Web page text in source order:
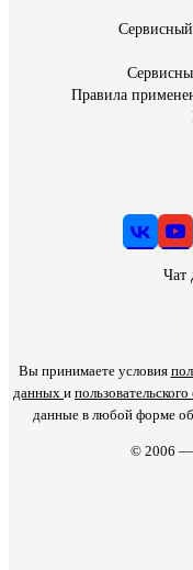
Правила
Чат
Вы принимаете условия
данных и
данные в любой форме
© 2006 —